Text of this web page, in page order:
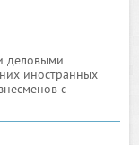
деловыми
иностранных
с